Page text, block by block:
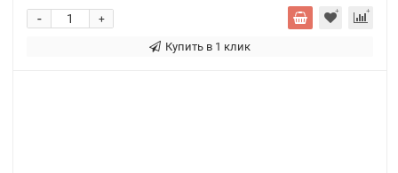
+
-
Купить в 1 клик